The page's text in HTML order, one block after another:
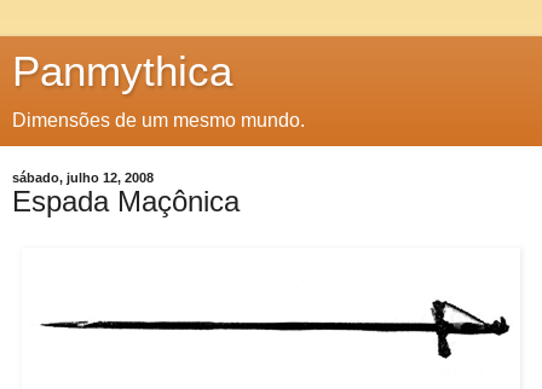
Panmythica
Dimensões de um mesmo mundo.
sábado, julho 12, 2008
Espada Maçônica